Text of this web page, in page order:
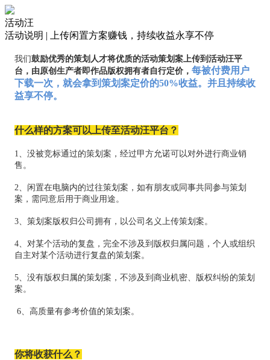
活动汪
活动说明 | 上传闲置方案赚钱，持续收益永享不停
我们鼓励优秀的策划人才将优质的活动策划案上传到活动汪平
台，由原创生产者即作品版权拥有者自行定价， 每被付费用户
下载一次，就会拿到策划案定价的50%收益。并且持续收
益享不停。
什么样的方案可以上传至活动汪平台？
1、没被竞标通过的策划案，经过甲方允诺可以对外进行商业销
售。
2、闲置在电脑内的过往策划案，如有朋友或同事共同参与策划
案，需同意后用于商业用途。
3、策划案版权归公司拥有，以公司名义上传策划案。
4、对某个活动的复盘，完全不涉及到版权归属问题，个人或组织
自主对某个活动进行复盘的策划案。
5、没有版权归属的策划案，不涉及到商业机密、版权纠纷的策划
案。
6、高质量有参考价值的策划案。
你将收获什么？